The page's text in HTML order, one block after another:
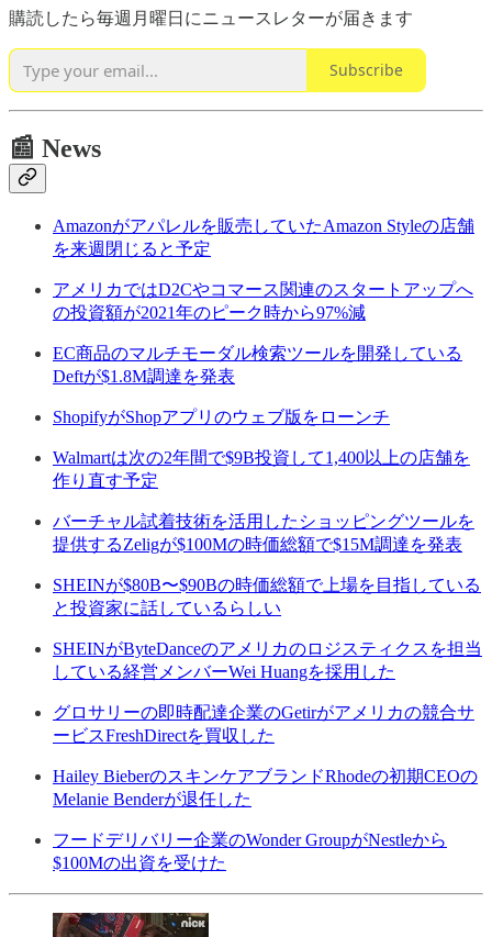
購読したら毎週月曜日にニュースレターが届きます
Subscribe
📰 News
Amazonがアパレルを販売していたAmazon Styleの店舗
を来週閉じると予定
アメリカではD2Cやコマース関連のスタートアップへ
の投資額が2021年のピーク時から97%減
EC商品のマルチモーダル検索ツールを開発している
Deftが$1.8M調達を発表
ShopifyがShopアプリのウェブ版をローンチ
Walmartは次の2年間で$9B投資して1,400以上の店舗を
作り直す予定
バーチャル試着技術を活用したショッピングツールを
提供するZeligが$100Mの時価総額で$15M調達を発表
SHEINが$80B〜$90Bの時価総額で上場を目指している
と投資家に話しているらしい
SHEINがByteDanceのアメリカのロジスティクスを担当
している経営メンバーWei Huangを採用した
グロサリーの即時配達企業のGetirがアメリカの競合サ
ービスFreshDirectを買収した
Hailey BieberのスキンケアブランドRhodeの初期CEOの
Melanie Benderが退任した
フードデリバリー企業のWonder GroupがNestleから
$100Mの出資を受けた